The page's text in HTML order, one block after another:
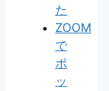
た
ZOOM
で
ポ
ッ